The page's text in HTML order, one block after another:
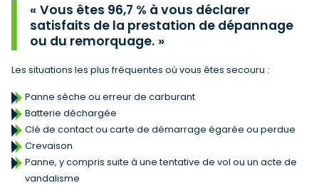
Vous êtes 96,7 % à vous déclarer
satisfaits de la prestation de dépannage
ou du remorquage.
Les situations les plus fréquentes où vous êtes secouru :
Panne sèche ou erreur de carburant
Batterie déchargée
Clé de contact ou carte de démarrage égarée ou perdue
Crevaison
Panne, y compris suite à une tentative de vol ou un acte de
vandalisme